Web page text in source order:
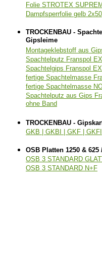
Folie STROTEX
Dampfsperrfolie gelb 2x50
TROCKENBAU -
Gipsleime
Montageklebstoff aus
Spachtelputz Franspol
Spachtelgips Franspol
fertige Spachtelmasse
fertige Spachtelmasse
Spachtelputz aus Gips
ohne Band
TROCKENBAU -
GKB | GKBI | GKF | GKFI
OSB Platten 1250 & 625
OSB 3 STANDARD
OSB 3 STANDARD N+F